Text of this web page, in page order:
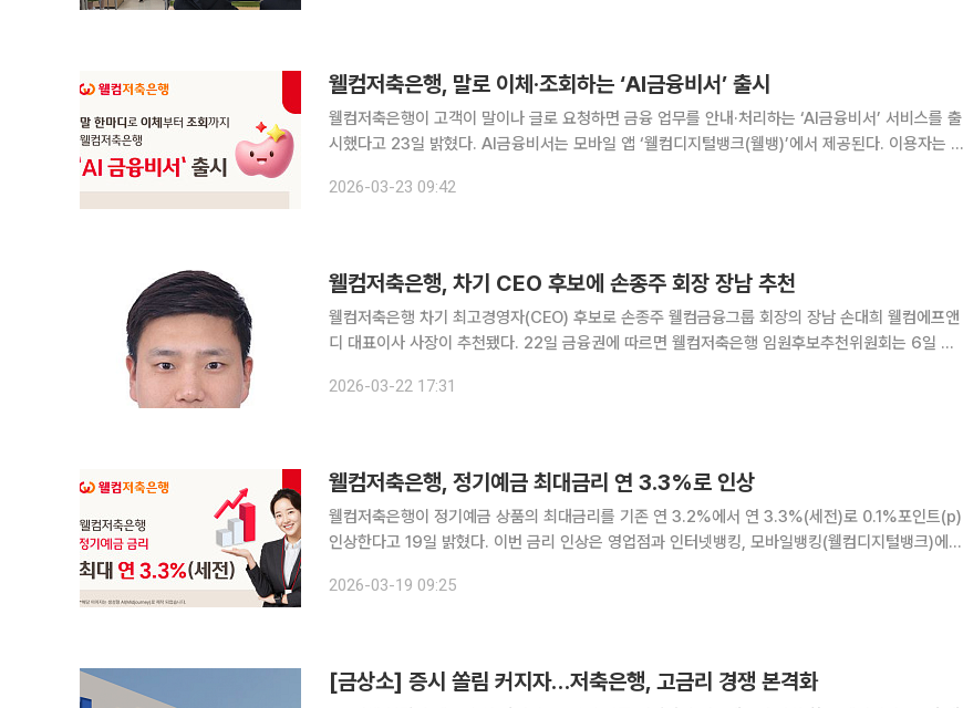
웰컴저축은행, 말로 이체·조회하는 ‘AI금융비서’ 출시
웰컴저축은행이 고객이 말이나 글로 요청하면 금융 업무를 안내·처리하는 ‘AI금융비서’ 서비스를 출
시했다고 23일 밝혔다. AI금융비서는 모바일 앱 ‘웰컴디지털뱅크(웰뱅)’에서 제공된다. 이용자는 웰
2026-03-23 09:42
웰컴저축은행, 차기 CEO 후보에 손종주 회장 장남 추천
웰컴저축은행 차기 최고경영자(CEO) 후보로 손종주 웰컴금융그룹 회장의 장남 손대희 웰컴에프앤
디 대표이사 사장이 추천됐다. 22일 금융권에 따르면 웰컴저축은행 임원후보추천위원회는 6일 회
보군에 포함됐다. 웰컴저축은행은 향후 이사회와 주주총회를 거쳐 대표이사를
2026-03-22 17:31
웰컴저축은행, 정기예금 최대금리 연 3.3%로 인상
웰컴저축은행이 정기예금 상품의 최대금리를 기존 연 3.2%에서 연 3.3%(세전)로 0.1%포인트(p)
인상한다고 19일 밝혔다. 이번 금리 인상은 영업점과 인터넷뱅킹, 모바일뱅킹(웰컴디지털뱅크)에서
2026-03-19 09:25
[금상소] 증시 쏠림 커지자…저축은행, 고금리 경쟁 본격화